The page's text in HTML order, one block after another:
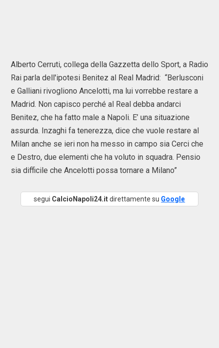
Alberto Cerruti, collega della Gazzetta dello Sport, a Radio
Rai parla dell'ipotesi Benitez al Real Madrid: “Berlusconi
e Galliani rivogliono Ancelotti, ma lui vorrebbe restare a
Madrid. Non capisco perché al Real debba andarci
Benitez, che ha fatto male a Napoli. E’ una situazione
assurda. Inzaghi fa tenerezza, dice che vuole restare al
Milan anche se ieri non ha messo in campo sia Cerci che
e Destro, due elementi che ha voluto in squadra. Pensio
sia difficile che Ancelotti possa tornare a Milano”
segui CalcioNapoli24.itdirettamente su Google